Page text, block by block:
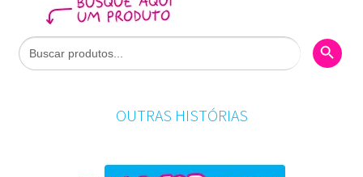
Search
for:
Search
OUTRAS HISTÓRIAS